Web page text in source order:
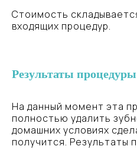
Стоимость
входящих процедур.
Результаты процедуры
На данный момент эта
полностью удалить
домашних условиях
получится. Результаты